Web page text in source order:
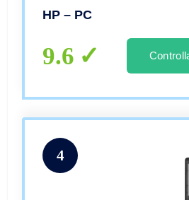
MX250 2 GB, Windows
Lettore Impronte
HP – PC
9.6
4